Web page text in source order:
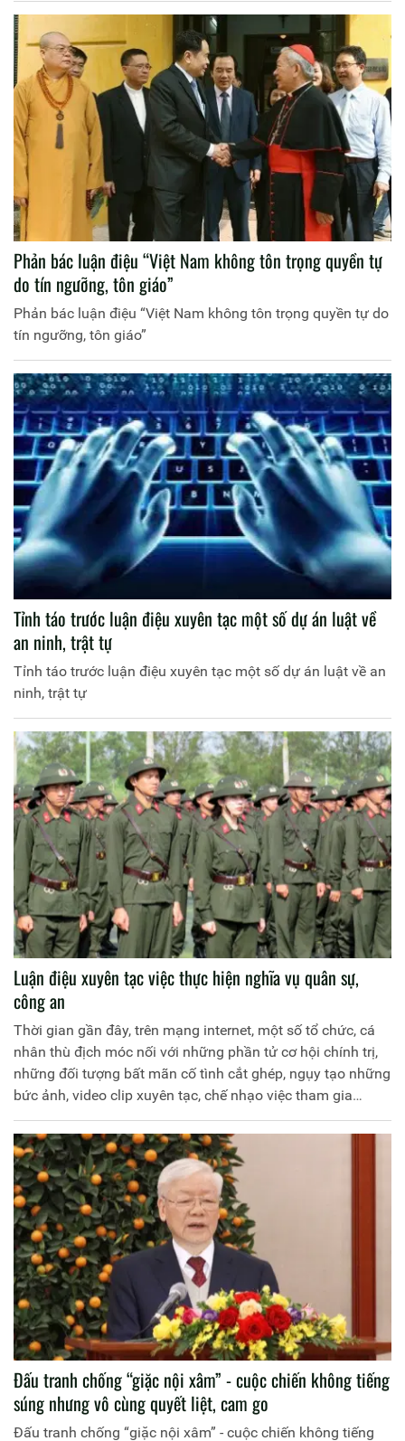
Phản bác luận điệu “Việt Nam không tôn trọng quyền tự
do tín ngưỡng, tôn giáo”
Phản bác luận điệu “Việt Nam không tôn trọng quyền tự do
tín ngưỡng, tôn giáo”
Tỉnh táo trước luận điệu xuyên tạc một số dự án luật về
an ninh, trật tự
Tỉnh táo trước luận điệu xuyên tạc một số dự án luật về an
ninh, trật tự
Luận điệu xuyên tạc việc thực hiện nghĩa vụ quân sự,
công an
Thời gian gần đây, trên mạng internet, một số tổ chức, cá
nhân thù địch móc nối với những phần tử cơ hội chính trị,
những đối tượng bất mãn cố tình cắt ghép, ngụy tạo những
bức ảnh, video clip xuyên tạc, chế nhạo việc tham gia
nghĩa vụ quân sự, Công an.
Đấu tranh chống “giặc nội xâm” - cuộc chiến không tiếng
súng nhưng vô cùng quyết liệt, cam go
Đấu tranh chống “giặc nội xâm” - cuộc chiến không tiếng